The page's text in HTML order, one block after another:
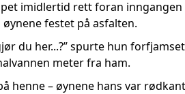
imidlertid rett foran inngangen
øynene festet på asfalten.
du her...?” spurte hun
meter fra ham.
henne – øynene hans var